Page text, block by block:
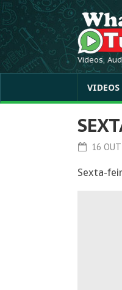
Videos,
VIDEOS
16 OUT
Sexta-